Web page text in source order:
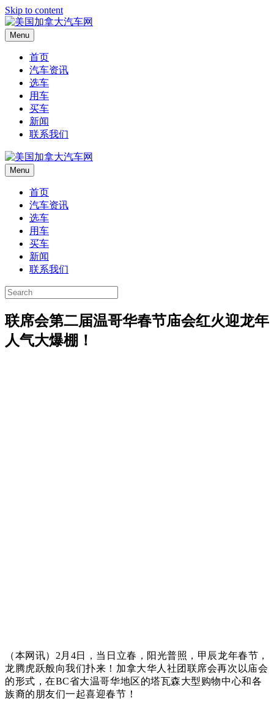
Skip to content
Menu
首页
汽车资讯
选车
用车
买车
新闻
联系我们
Menu
首页
汽车资讯
选车
用车
买车
新闻
联系我们
联席会第二届温哥华春节庙会红火迎龙年
人气大爆棚！
（本网讯） 2 月 4日，当日立春，阳光普照，甲辰龙年春节，
龙腾虎跃般向我们扑来！加拿大华人社团联席会再次以庙会
的形式，在BC省大温哥华地区的塔瓦森大型购物中心和各
族裔的朋友们一起喜迎春节！